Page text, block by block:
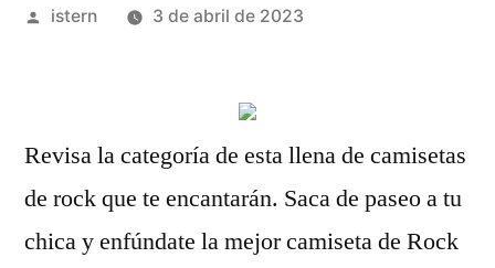
Publicado
istern 3 de abril de 2023
Revisa la categoría de esta llena de camisetas
de rock que te encantarán. Saca de paseo a tu
chica y enfúndate la mejor camiseta de Rock